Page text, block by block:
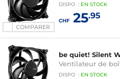
COMPARER
DISPO : EN STOCK
CHF25.95
be quiet! Silent
Ventilateur de
DISPO : EN STOCK